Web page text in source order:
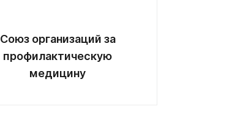
Союз организаций за
профилактическую
медицину